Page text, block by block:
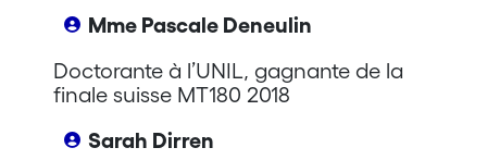
Mme Pascale Deneulin
Doctorante à l’UNIL, gagnante de la
finale suisse MT180 2018
Sarah Dirren